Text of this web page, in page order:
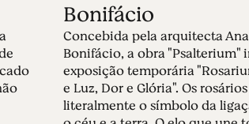
Bonifácio
Concebida pela arquitecta Ana
Bonifácio, a obra "Psalterium"
exposição temporária
e Luz, Dor e Glória". Os
literalmente o símbolo da